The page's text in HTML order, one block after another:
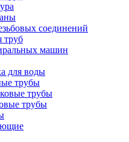
соединений
труб
машин
для воды
трубы
трубы
трубы